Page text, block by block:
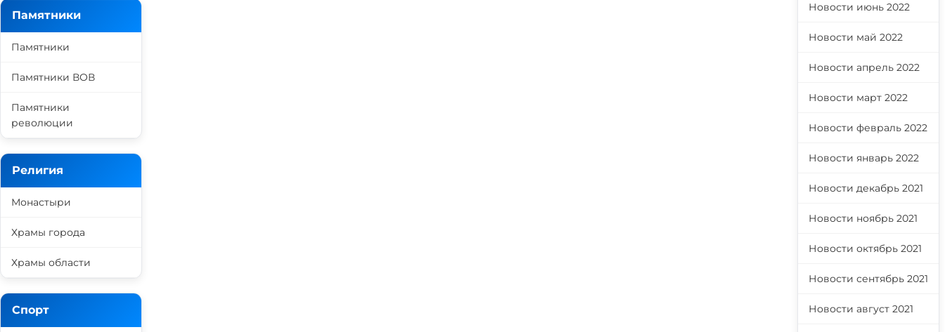
Памятники
Памятники
Памятники ВОВ
Памятники
революции
Религия
Монастыри
Храмы города
Храмы области
Спорт
Новости июнь 2022
Новости май 2022
Новости апрель 2022
Новости март 2022
Новости февраль 2022
Новости январь 2022
Новости декабрь 2021
Новости ноябрь 2021
Новости октябрь 2021
Новости сентябрь 2021
Новости август 2021